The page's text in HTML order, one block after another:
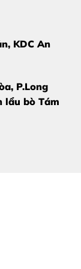
Đựng
4
giá chính
KDC An
P.Long
lẩu bò Tám